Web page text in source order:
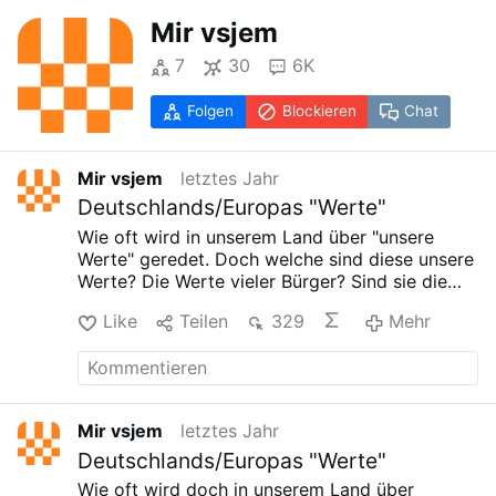
Mir vsjem
7 30 6K
Folgen Blockieren Chat
Mir vsjem letztes Jahr
Deutschlands/Europas "Werte"
Wie oft wird in unserem Land über "unsere
Werte" geredet. Doch welche sind diese unsere
Werte? Die Werte vieler Bürger? Sind sie die
WERTE sind die Verteidigung der Familie, des
ungeborenen Lebens, der Heimat, der
gottgewollten gepflegten Kultur, der
Grundstock für jede Kultiviertheit und nicht
woraus die Zivilisation erwächst. Das sind
unsere primären WERTE. Vicepräsident JD
Vance: "Kein Wähler auf diesem Kontinent ging
Like Teilen 329 Mehr
Mir vsjem letztes Jahr
Deutschlands/Europas "Werte"
Wie oft wird doch in unserem Land über